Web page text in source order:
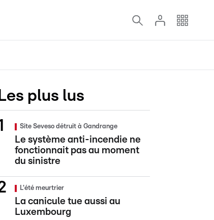
Les plus lus
Site Seveso détruit à Gandrange
Le système anti-incendie ne
fonctionnait pas au moment
du sinistre
L'été meurtrier
La canicule tue aussi au
Luxembourg